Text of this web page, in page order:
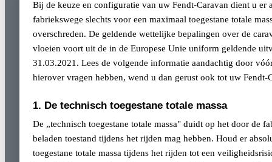
Bij de keuze en configuratie van uw Fendt-Caravan dient u er
fabriekswege slechts voor een maximaal toegestane totale
overschreden. De geldende wettelijke bepalingen over de
vloeien voort uit de in de Europese Unie uniform geldende
31.03.2021. Lees de volgende informatie aandachtig door
hierover vragen hebben, wend u dan gerust ook tot uw Fendt-
1. De technisch toegestane totale massa
De „technisch toegestane totale massa" duidt op het door de
beladen toestand tijdens het rijden mag hebben. Houd er
toegestane totale massa tijdens het rijden tot een